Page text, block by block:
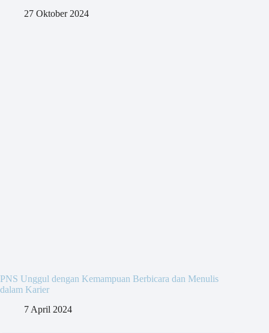
27 Oktober 2024
PNS Unggul dengan Kemampuan Berbicara dan Menulis
dalam Karier
7 April 2024